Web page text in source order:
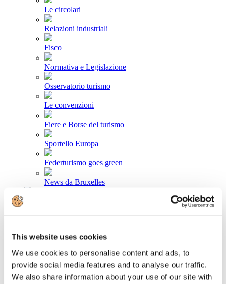
This website uses cookies
We use cookies to personalise content and ads, to
provide social media features and to analyse our traffic.
We also share information about your use of our site with
Le circolari
Relazioni industriali
Fisco
Normativa e Legislazione
Osservatorio turismo
Le convenzioni
Fiere e Borse del turismo
Sportello Europa
Federturismo goes green
News da Bruxelles
Newsletter
Video
Articoli e Interviste